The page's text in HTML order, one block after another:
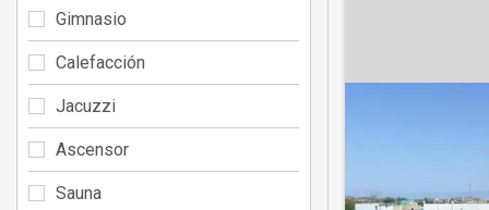
Gimnasio
Calefacción
Jacuzzi
Ascensor
Sauna